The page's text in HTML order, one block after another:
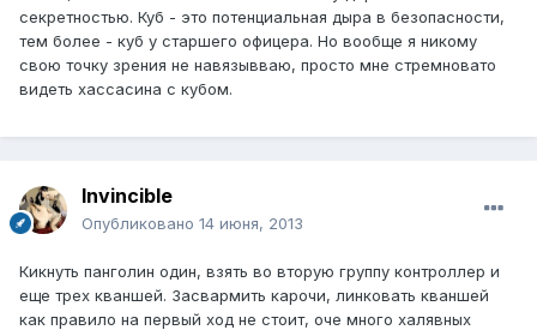
секретностью. Куб - это потенциальная дыра в безопасности,
тем более - куб у старшего офицера. Но вообще я никому
свою точку зрения не навязывваю, просто мне стремновато
видеть хассасина с кубом.
Invincible
Опубликовано 14 июня, 2013
Кикнуть панголин один, взять во вторую группу контроллер и
еще трех кваншей. Засвармить карочи, линковать кваншей
как правило на первый ход не стоит, оче много халявных